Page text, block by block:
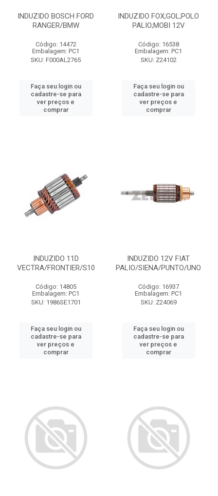
INDUZIDO BOSCH FORD
RANGER/BMW
Código: 14472
Embalagem: PC1
SKU: F000AL2765
Faça seu login ou
cadastre-se para
ver preços e
comprar
INDUZIDO FOX;GOL;POLO
PALIO;MOBI 12V
Código: 16538
Embalagem: PC1
SKU: Z24102
Faça seu login ou
cadastre-se para
ver preços e
comprar
INDUZIDO 11D
VECTRA/FRONTIER/S10
Código: 14805
Embalagem: PC1
SKU: 1986SE1701
Faça seu login ou
cadastre-se para
ver preços e
comprar
INDUZIDO 12V FIAT
PALIO/SIENA/PUNTO/UNO
Código: 16937
Embalagem: PC1
SKU: Z24069
Faça seu login ou
cadastre-se para
ver preços e
comprar